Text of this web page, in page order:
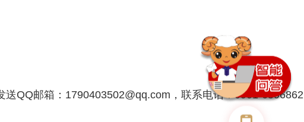
QQ邮箱：1790403502@qq.com，联系电话：0901-